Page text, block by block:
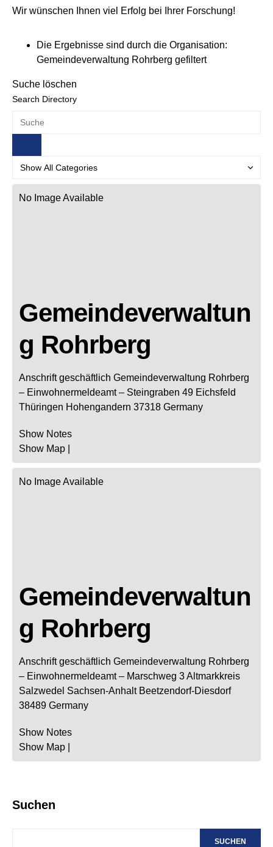
Wir wünschen Ihnen viel Erfolg bei Ihrer Forschung!
Die Ergebnisse sind durch die Organisation:
Gemeindeverwaltung Rohrberg gefiltert
Suche löschen
Search Directory
No Image Available
Gemeindeverwaltun
g Rohrberg
Anschrift geschäftlich Gemeindeverwaltung Rohrberg
– Einwohnermeldeamt – Steingraben 49 Eichsfeld
Thüringen Hohengandern 37318 Germany
Show Notes
Show Map
No Image Available
Gemeindeverwaltun
g Rohrberg
Anschrift geschäftlich Gemeindeverwaltung Rohrberg
– Einwohnermeldeamt – Marschweg 3Altmarkkreis
Salzwedel Sachsen-Anhalt Beetzendorf-Diesdorf
38489 Germany
Show Notes
Show Map
Suchen
SUCHEN